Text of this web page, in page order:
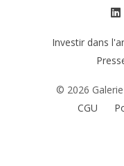
Investir dans
© 2026
CGU